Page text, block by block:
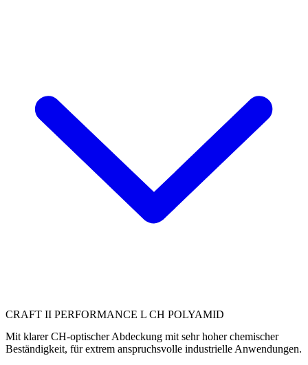
CRAFT II PERFORMANCE L CH POLYAMID
Mit klarer CH-optischer Abdeckung mit sehr hoher chemischer
Beständigkeit, für extrem anspruchsvolle industrielle Anwendungen.